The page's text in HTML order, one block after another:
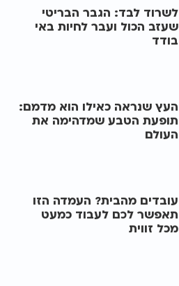
לשרוד לבד: הגבר הבריטי
שעזב הכול ועבר לחיות באי
בודד
העץ שנראה כאילו הוא מדמם:
תופעת הטבע שמדהימה את
העולם
עובדים מהבית? העמדה הזו
תאפשר לכם לעבוד כמעט
מכל זווית